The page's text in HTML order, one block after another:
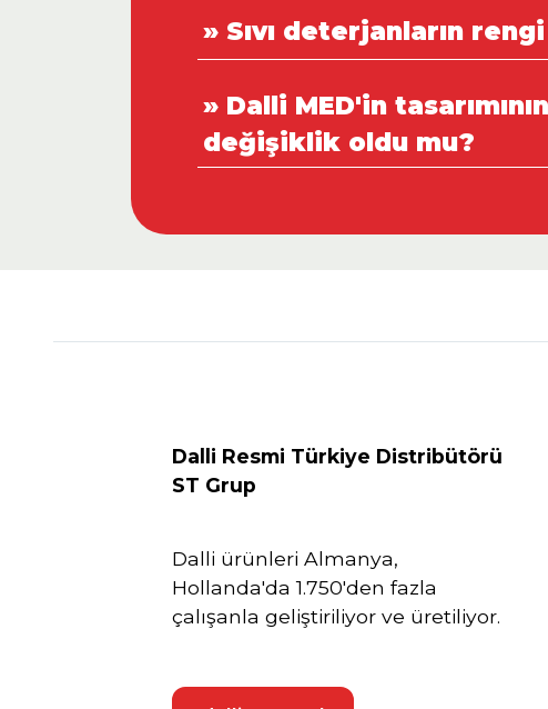
» Sıvı deterjanların
» Dalli MED'in
değişiklik oldu mu?
Dalli Resmi Türkiye Distribütörü
ST Grup
Dalli ürünleri Almanya,
Hollanda'da 1.750'den fazla
çalışanla geliştiriliyor ve üretiliyor.